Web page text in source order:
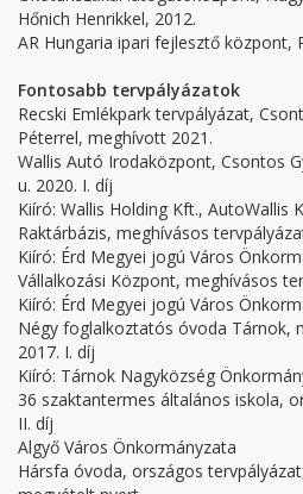
Hőnich Henrikkel, 2012.
AR Hungaria ipari fejlesztő központ,
Fontosabb tervpályázatok
Recski Emlékpark tervpályázat,
Péterrel, meghívott 2021.
Wallis Autó Irodaközpont, Csontos
u. 2020. I. díj
Kiíró: Wallis Holding Kft., AutoWallis
Raktárbázis, meghívásos
Kiíró: Érd Megyei jogú Város
Vállalkozási Központ, meghívásos
Kiíró: Érd Megyei jogú Város
Négy foglalkoztatós óvoda Tárnok,
2017. I. díj
Kiíró: Tárnok Nagyközség
36 szaktantermes általános iskola,
II. díj
Algyő Város Önkormányzata
Hársfa óvoda, országos